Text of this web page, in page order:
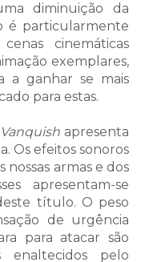
diminuição da
é particularmente
cinemáticas
exemplares,
a ganhar se mais
para estas.
Vanquishapresenta
Os efeitos sonoros
nossas armas e dos
apresentam-se
título. O peso
de urgência
para atacar são
enaltecidos pelo